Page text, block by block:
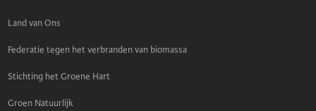
Land van Ons
Federatie tegen het verbranden van biomassa
Stichting het Groene Hart
Groen Natuurlijk